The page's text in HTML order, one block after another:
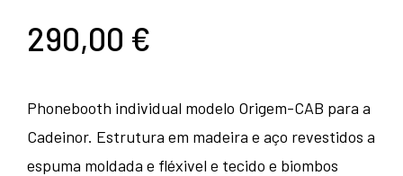
290,00 €
Phonebooth individual modelo Origem-CAB para a
Cadeinor. Estrutura em madeira e aço revestidos a
espuma moldada e fléxivel e tecido e biombos